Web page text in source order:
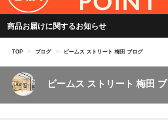
商品お届けに関するお知らせ
TOP > ブログ > ビームス ストリート 梅田 ブログ
ビームス ストリート 梅田